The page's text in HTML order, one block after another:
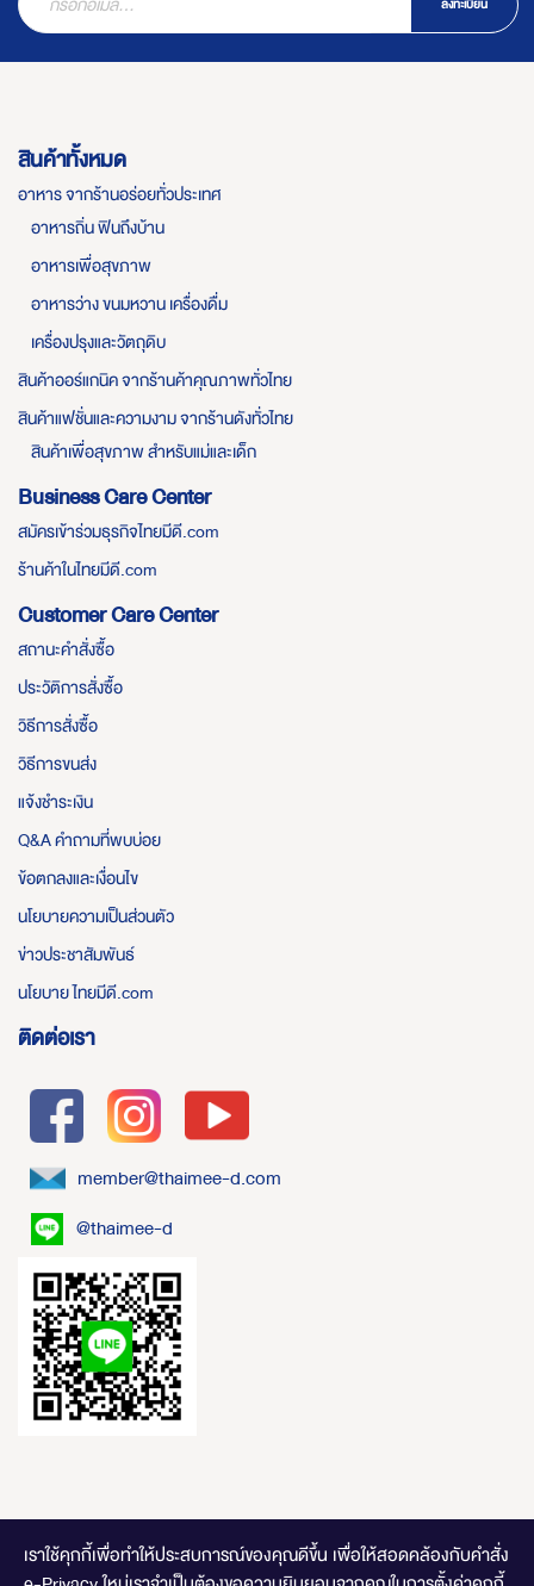
เราใช้คุกกี้เพื่อทำให้ประสบการณ์ของคุณดีขึ้น เพื่อให้สอดคล้องกับคำสั่ง
ลงทะเบียน
สินค้าทั้งหมด
อาหาร จากร้านอร่อยทั่วประเทศ
อาหารถิ่น ฟินถึงบ้าน
อาหารเพื่อสุขภาพ
อาหารว่าง ขนมหวาน เครื่องดื่ม
เครื่องปรุงและวัตถุดิบ
สินค้าออร์แกนิค จากร้านค้าคุณภาพทั่วไทย
สินค้าแฟชั่นและความงาม จากร้านดังทั่วไทย
สินค้าเพื่อสุขภาพ สำหรับแม่และเด็ก
Business Care Center
สมัครเข้าร่วมธุรกิจไทยมีดี.com
ร้านค้าในไทยมีดี.com
Customer Care Center
สถานะคำสั่งซื้อ
ประวัติการสั่งซื้อ
วิธีการสั่งซื้อ
วิธีการขนส่ง
แจ้งชำระเงิน
Q&A คำถามที่พบบ่อย
ข้อตกลงและเงื่อนไข
นโยบายความเป็นส่วนตัว
ข่าวประชาสัมพันธ์
นโยบาย ไทยมีดี.com
ติดต่อเรา
member@thaimee-d.com
@thaimee-d